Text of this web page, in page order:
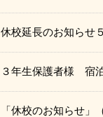
休校延長のお知らせ
３年生保護者様 宿
「休校のお知らせ」